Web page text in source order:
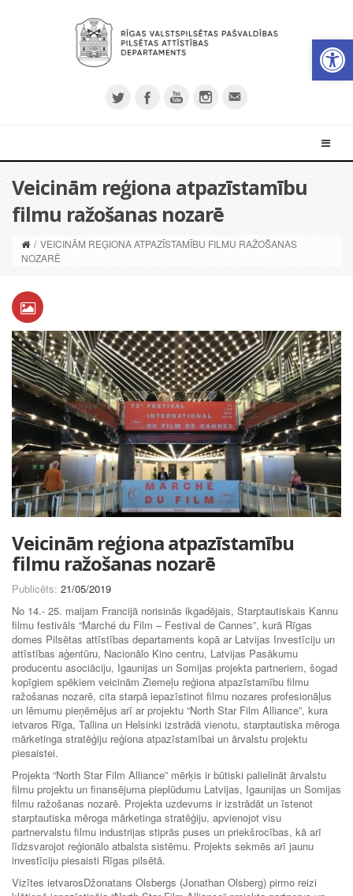
Veicinām reģiona atpazīstamību
filmu ražošanas nozarē
/ VEICINĀM REĢIONA ATPAZĪSTAMĪBU FILMU RAŽOŠANAS
NOZARĒ
Veicinām reģiona atpazīstamību
filmu ražošanas nozarē
Publicēts: 21/05/2019
No 14.- 25. maijam Francijā norisinās ikgadējais, Starptautiskais Kannu
filmu festivāls “Marché du Film – Festival de Cannes”, kurā Rīgas
domes Pilsētas attīstības departaments kopā ar Latvijas Investīciju un
attīstības aģentūru, Nacionālo Kino centru, Latvijas Pasākumu
producentu asociāciju, Igaunijas un Somijas projekta partneriem, šogad
kopīgiem spēkiem veicinām Ziemeļu reģiona atpazīstamību filmu
ražošanas nozarē, cita starpā iepazīstinot filmu nozares profesionāļus
un lēmumu pieņēmējus arī ar projektu “North Star Film Alliance”, kura
ietvaros Rīga, Tallina un Helsinki izstrādā vienotu, starptautiska mēroga
mārketinga stratēģiju reģiona atpazīstamībai un ārvalstu projektu
piesaistei.
Projekta “North Star Film Alliance” mērķis ir būtiski palielināt ārvalstu
filmu projektu un finansējuma pieplūdumu Latvijas, Igaunijas un Somijas
filmu ražošanas nozarē. Projekta uzdevums ir izstrādāt un īstenot
starptautiska mēroga mārketinga stratēģiju, apvienojot visu
partnervalstu filmu industrijas stiprās puses un priekšrocības, kā arī
līdzsvarojot reģionālo atbalsta sistēmu. Projekts sekmēs arī jaunu
investīciju piesaisti Rīgas pilsētā.
Vizītes ietvarosDžonatans Olsbergs (Jonathan Olsberg) pirmo reizi